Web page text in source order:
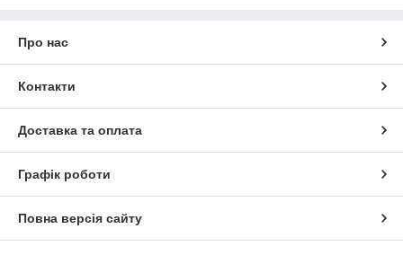
Про нас
Контакти
Доставка та оплата
Графік роботи
Повна версія сайту